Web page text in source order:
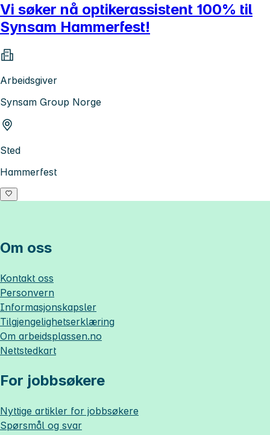
Vi søker nå optikerassistent 100% til
Synsam Hammerfest!
Arbeidsgiver
Synsam Group Norge
Sted
Hammerfest
Om oss
Kontakt oss
Personvern
Informasjonskapsler
Tilgjengelighetserklæring
Om arbeidsplassen.no
Nettstedkart
For jobbsøkere
Nyttige artikler for jobbsøkere
Spørsmål og svar